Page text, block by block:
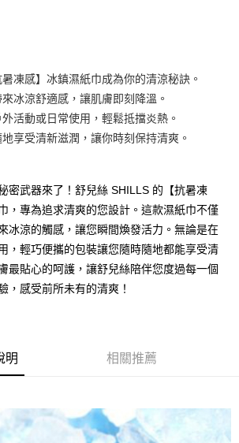
含以上)免運費
含以上)免運費
凍感】冰鎮濕紙巾成為你的清涼秘訣。
冰涼舒適感，讓肌膚即刻降溫。
活動或日常使用，輕鬆抵擋炎熱。
享受清新滋潤，讓你時刻保持清爽。
密武器來了！舒兒絲 SHILLS 的【抗暑凍
，專為追求清爽的您設計。這款濕紙巾不僅
冰涼的觸感，讓您瞬間煥發活力。無論是在
，輕巧便攜的包裝讓您隨時隨地都能享受清
最貼心的呵護，讓舒兒絲陪伴您度過每一個
，感受前所未有的清爽！
明 相關推薦